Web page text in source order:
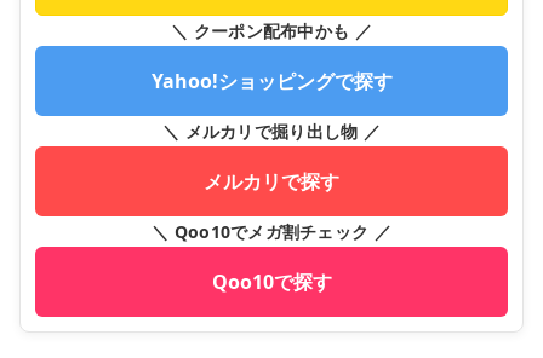
＼ クーポン配布中かも ／
Yahoo!ショッピングで探す
＼ メルカリで掘り出し物 ／
メルカリで探す
＼ Qoo10でメガ割チェック ／
Qoo10で探す